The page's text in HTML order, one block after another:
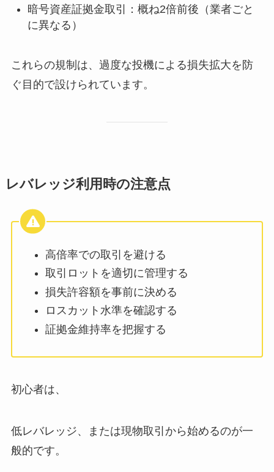
暗号資産証拠金取引：概ね2倍前後（業者ごと
に異なる）
これらの規制は、過度な投機による損失拡大を防
ぐ目的で設けられています。
レバレッジ利用時の注意点
高倍率での取引を避ける
取引ロットを適切に管理する
損失許容額を事前に決める
ロスカット水準を確認する
証拠金維持率を把握する
初心者は、
低レバレッジ、または現物取引から始めるのが一
般的です。